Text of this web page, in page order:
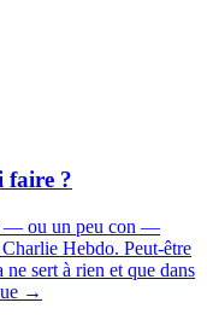
faire ?
— ou un peu con —
Hebdo. Peut-être
sert à rien et que dans
→